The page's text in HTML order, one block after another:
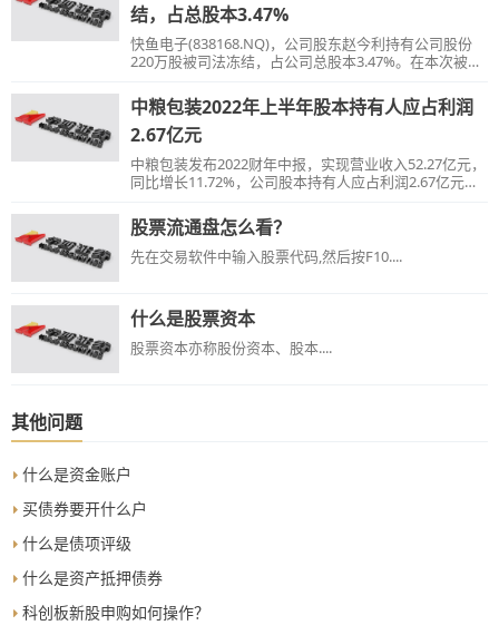
结，占总股本3.47%
快鱼电子(838168.NQ)，公司股东赵今利持有公司股份
220万股被司法冻结，占公司总股本3.47%。在本次被冻
条件股份。
中粮包装2022年上半年股本持有人应占利润
2.67亿元
中粮包装发布2022财年中报，实现营业收入52.27亿元，
同比增长11.72%，公司股本持有人应占利润2.67亿元，
股票流通盘怎么看？
先在交易软件中输入股票代码,然后按F10....
什么是股票资本
股票资本亦称股份资本、股本....
其他问题
什么是资金账户
买债券要开什么户
什么是债项评级
什么是资产抵押债券
科创板新股申购如何操作？